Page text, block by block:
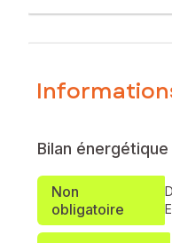
Bilan énergétique
Non
obligatoire